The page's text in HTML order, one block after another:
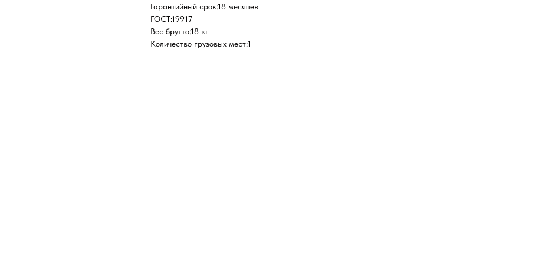
Гарантийный срок:18 месяцев
ГОСТ:19917
Вес брутто:18 кг
Количество грузовых мест:1